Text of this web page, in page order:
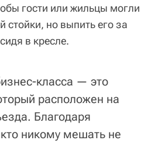
гости или жильцы могли
стойки, но выпить его за
в кресле.
класса — это
расположен на
Благодаря
никому мешать не